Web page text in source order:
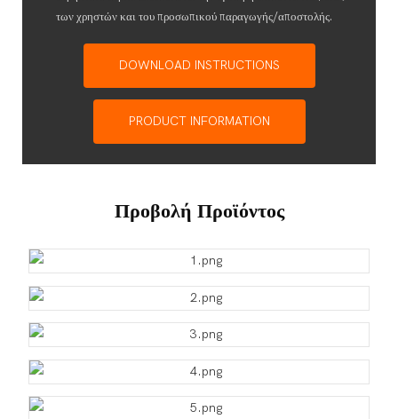
των χρηστών και του προσωπικού παραγωγής/αποστολής.
DOWNLOAD INSTRUCTIONS
PRODUCT INFORMATION
Προβολή Προϊόντος